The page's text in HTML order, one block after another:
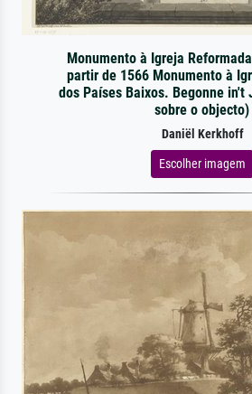
Monumento à Igreja
partir de 1566 Monumento à
dos Países Baixos. Begonne
sobre o objecto)
Daniël Kerkhoff
Escolher imagem